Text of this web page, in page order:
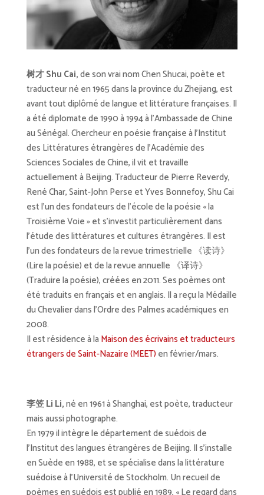
树才 Shu Cai,de son vrai nom Chen Shucai, poète et
traducteur né en 1965 dans la province du Zhejiang, est
avant tout diplômé de langue et littérature françaises. Il
a été diplomate de 1990 à 1994 à l’Ambassade de Chine
au Sénégal. Chercheur en poésie française à l’Institut
des Littératures étrangères de l’Académie des
Sciences Sociales de Chine, il vit et travaille
actuellement à Beijing. Traducteur de Pierre Reverdy,
René Char, Saint-John Perse et Yves Bonnefoy, Shu Cai
est l’un des fondateurs de l’école de la poésie « la
Troisième Voie » et s’investit particulièrement dans
l’étude des littératures et cultures étrangères. Il est
l’un des fondateurs de la revue trimestrielle 《读诗》
(Lire la poésie) et de la revue annuelle 《译诗》
(Traduire la poésie), créées en 2011. Ses poèmes ont
été traduits en français et en anglais. Il a reçu la Médaille
du Chevalier dans l’Ordre des Palmes académiques en
2008.
Il est résidence à la Maison des écrivains et traducteurs
étrangers de Saint-Nazaire (MEET) en février/mars.
李笠 Li Li,né en 1961 à Shanghai, est poète, traducteur
mais aussi photographe.
En 1979 il intègre le département de suédois de
l’Institut des langues étrangères de Beijing. Il s’installe
en Suède en 1988, et se spécialise dans la littérature
suédoise à l’Université de Stockholm. Un recueil de